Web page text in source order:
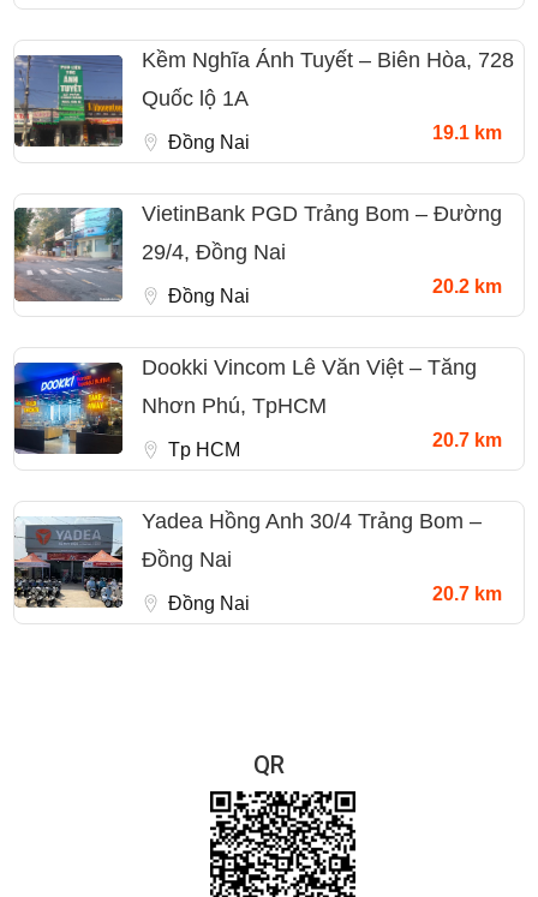
Kềm Nghĩa Ánh Tuyết – Biên Hòa, 728
Quốc lộ 1A
Đồng Nai 19.1 km
VietinBank PGD Trảng Bom – Đường
29/4, Đồng Nai
Đồng Nai 20.2 km
Dookki Vincom Lê Văn Việt – Tăng
Nhơn Phú, TpHCM
Tp HCM 20.7 km
Yadea Hồng Anh 30/4 Trảng Bom –
Đồng Nai
Đồng Nai 20.7 km
QR